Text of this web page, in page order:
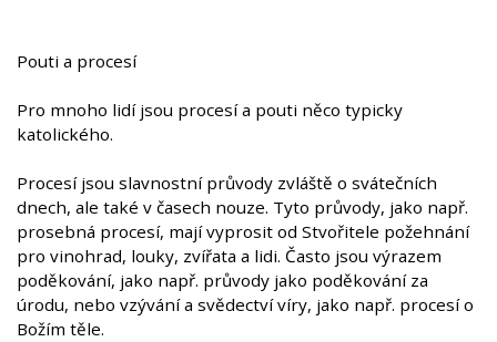
Pouti a procesí
Pro mnoho lidí jsou procesí a pouti něco typicky
katolického.
Procesí jsou slavnostní průvody zvláště o svátečních
dnech, ale také v časech nouze. Tyto průvody, jako např.
prosebná procesí, mají vyprosit od Stvořitele požehnání
pro vinohrad, louky, zvířata a lidi. Často jsou výrazem
poděkování, jako např. průvody jako poděkování za
úrodu, nebo vzývání a svědectví víry, jako např. procesí o
Božím těle.